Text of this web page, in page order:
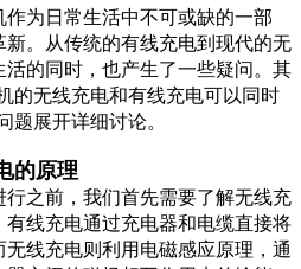
为日常生活中不可或缺的一部
。从传统的有线充电到现代的无
的同时，也产生了一些疑问。其
的无线充电和有线充电可以同时
题展开详细讨论。
的原理
之前，我们首先需要了解无线充
线充电通过充电器和电缆直接将
线充电则利用电磁感应原理，通